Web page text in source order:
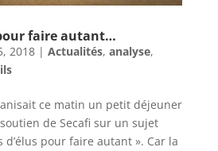
faire autant…
2018| Actualités, analyse,
ce matin un petit déjeuner
de Secafi sur un sujet
d’élus pour faire autant ». Car la